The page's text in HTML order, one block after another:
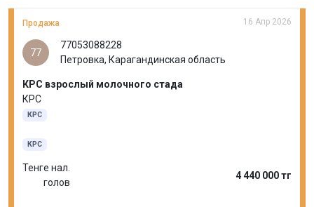
Продажа 16 Апр 2026
77
77053088228
Петровка, Карагандинская область
КРС взрослый молочного стада
КРС
КРС
КРС
Тенге нал.
голов
4 440 000 тг